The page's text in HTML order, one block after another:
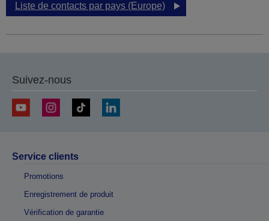
Liste de contacts par pays (Europe)
Suivez-nous
Service clients
Promotions
Enregistrement de produit
Vérification de garantie